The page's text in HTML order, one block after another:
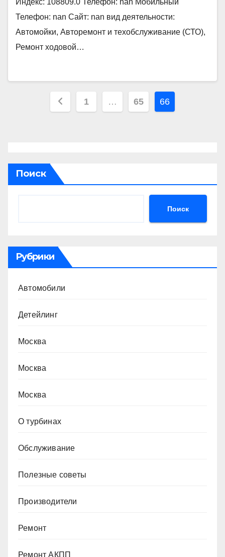
Индекс: 108809.0 Телефон: nan Мобильный
Телефон: nan Сайт: nan вид деятельности:
Автомойки, Авторемонт и техобслуживание (СТО),
Ремонт ходовой…
Пагинация
1 … 65 66
Поиск
Поиск
Рубрики
Автомобили
Детейлинг
Москва
Москва
Москва
О турбинах
Обслуживание
Полезные советы
Производители
Ремонт
Ремонт АКПП